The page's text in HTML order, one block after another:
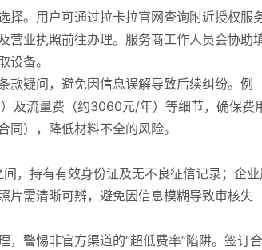
择。用户可通过拉卡拉官网查询附近授权服
营业执照前往办理。服务商工作人员会协助
备。
款疑问，避免因信息误解导致后续纠纷。例
及流量费（约3060元/年）等细节，确保费
），降低材料不全的风险。
，持有有效身份证及无不良征信记录；企业
片需清晰可辨，避免因信息模糊导致审核失
警惕非官方渠道的“超低费率”陷阱。签订